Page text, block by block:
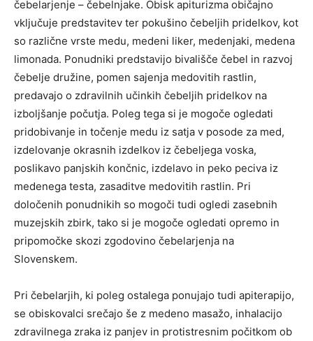
čebelarjenje – čebelnjake. Obisk apiturizma običajno
vključuje predstavitev ter pokušino čebeljih pridelkov, kot
so različne vrste medu, medeni liker, medenjaki, medena
limonada. Ponudniki predstavijo bivališče čebel in razvoj
čebelje družine, pomen sajenja medovitih rastlin,
predavajo o zdravilnih učinkih čebeljih pridelkov na
izboljšanje počutja. Poleg tega si je mogoče ogledati
pridobivanje in točenje medu iz satja v posode za med,
izdelovanje okrasnih izdelkov iz čebeljega voska,
poslikavo panjskih končnic, izdelavo in peko peciva iz
medenega testa, zasaditve medovitih rastlin. Pri
določenih ponudnikih so mogoči tudi ogledi zasebnih
muzejskih zbirk, tako si je mogoče ogledati opremo in
pripomočke skozi zgodovino čebelarjenja na
Slovenskem.
Pri čebelarjih, ki poleg ostalega ponujajo tudi apiterapijo,
se obiskovalci srečajo še z medeno masažo, inhalacijo
zdravilnega zraka iz panjev in protistresnim počitkom ob